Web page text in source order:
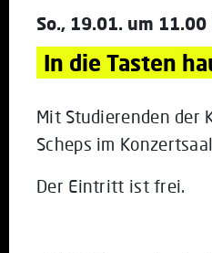
So., 19.01. um 11.00
In die Tasten
Mit Studierenden der
Scheps im
Der Eintritt ist frei.